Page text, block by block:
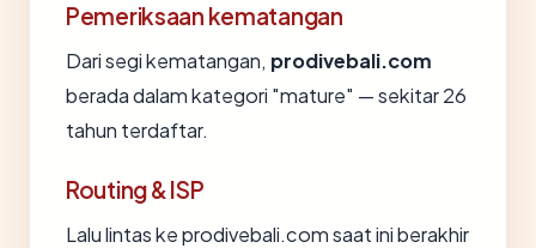
Pemeriksaan kematangan
Dari segi kematangan, prodivebali.com
berada dalam kategori "mature" — sekitar 26
tahun terdaftar.
Routing & ISP
Lalu lintas ke prodivebali.com saat ini berakhir